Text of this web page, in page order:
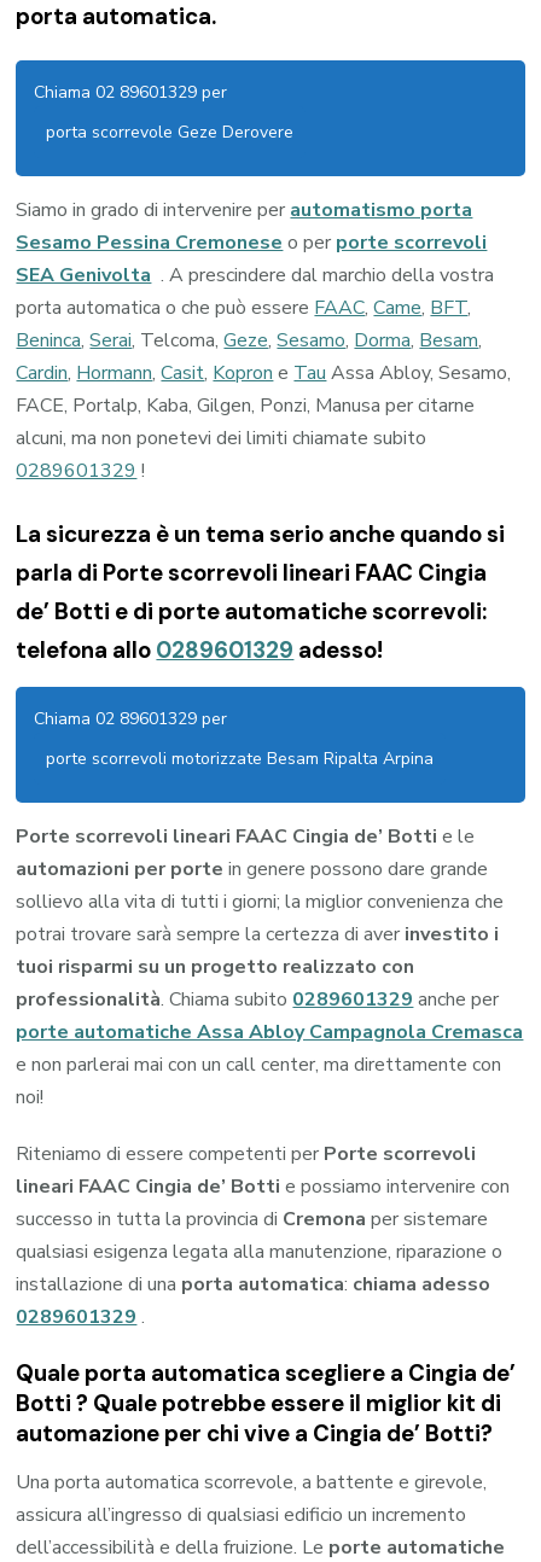
porta automatica.
Chiama 02 89601329 per
porta scorrevole Geze Derovere
Siamo in grado di intervenire per automatismo porta
Sesamo Pessina Cremonese o per porte scorrevoli
SEA Genivolta . A prescindere dal marchio della vostra
porta automatica o che può essere FAAC,Came, BFT,
Beninca,Serai, Telcoma,Geze,Sesamo, Dorma, Besam,
Cardin, Hormann,Casit, Kopron e Tau Assa Abloy, Sesamo,
FACE, Portalp, Kaba, Gilgen, Ponzi, Manusa per citarne
alcuni, ma non ponetevi dei limiti chiamate subito
0289601329 !
La sicurezza è un tema serio anche quando si
parla di Porte scorrevoli lineari FAAC Cingia
de’ Botti e di porte automatiche scorrevoli:
telefona allo 0289601329 adesso!
Chiama 02 89601329 per
porte scorrevoli motorizzate Besam Ripalta Arpina
Porte scorrevoli lineari FAAC Cingia de’ Bottie le
automazioni per portein genere possono dare grande
sollievo alla vita di tutti i giorni; la miglior convenienza che
potrai trovare sarà sempre la certezza di aver investito i
tuoi risparmi su un progetto realizzato con
professionalità. Chiama subito0289601329anche per
porte automatiche Assa Abloy Campagnola Cremasca
e non parlerai mai con un call center, ma direttamente con
noi!
Riteniamo di essere competenti per Porte scorrevoli
lineari FAAC Cingia de’ Botti e possiamo intervenire con
successo in tutta la provincia di Cremonaper sistemare
qualsiasi esigenza legata alla manutenzione, riparazione o
installazione di una porta automatica: chiama adesso
0289601329.
Quale porta automatica scegliere a Cingia de’
Botti ? Quale potrebbe essere il miglior kit di
automazione per chi vive a Cingia de’ Botti?
Una porta automatica scorrevole, a battente e girevole,
assicura all’ingresso di qualsiasi edificio un incremento
dell’accessibilità e della fruizione. Le porte automatiche